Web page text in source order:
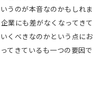
うのが本音なのかもしれま
業にも差がなくなってきて
くべきなのかという点にお
てきているも一つの要因で